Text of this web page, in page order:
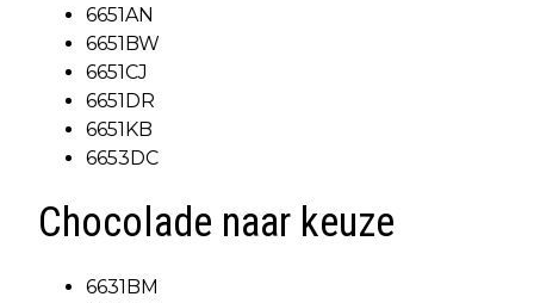
6651AN
6651BW
6651CJ
6651DR
6651KB
6653DC
Chocolade naar keuze
6631BM